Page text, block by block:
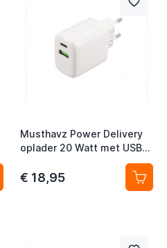
Musthavz Power Delivery
oplader 20 Watt met USB-A
€ 18,95